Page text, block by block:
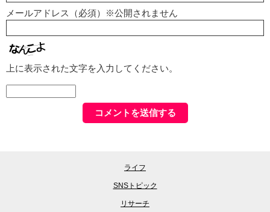
メールアドレス（必須）※公開されません
上に表示された文字を入力してください。
ライフ
SNSトピック
リサーチ